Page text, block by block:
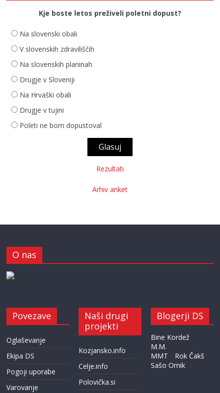
Kje boste letos preživeli poletni dopust?
Na slovenski obali
V slovenskih zdraviliščih
Na slovenskih planinah
Drugje v Sloveniji
Na Hrvaški obali
Drugje v tujini
Poleti ne bom dopustoval
Rezultati
Arhiv anket
O nas
Povezave
Oglaševanje
Ekipa DS
Pogoji uporabe
Varovanje
Naši drugi
projekti
Kozjansko.info
Celje.info
Polovička.si
Blogerji DS
Bine Kordež
M.M.
MMT
Rok Čakš
Sašo Ornik